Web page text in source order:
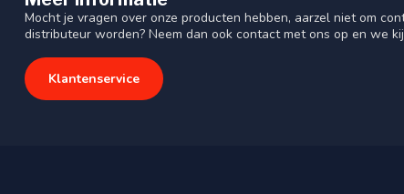
Mocht je vragen over onze producten hebben, aarzel niet om
distributeur worden? Neem dan ook contact met ons op en we
Klantenservice